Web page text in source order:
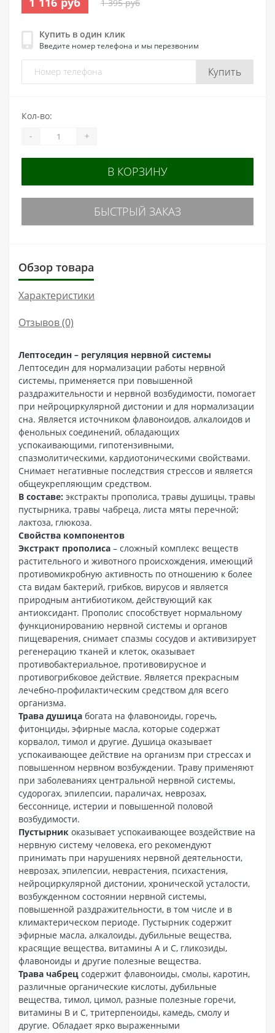
1 395 руб
Купить в один клик
Введите номер телефона и мы перезвоним
Купить
Кол-во:
- +
В КОРЗИНУ
БЫСТРЫЙ ЗАКАЗ
Обзор товара
Характеристики
Отзывов (0)
Лептоседин – регуляция нервной системы
Лептоседин для нормализации работы нервной
системы, применяется при повышенной
раздражительности и нервной возбудимости, помогает
при нейроциркулярной дистонии и для нормализации
сна. Является источником флавоноидов, алкалоидов и
фенольных соединений, обладающих
успокаивающими, гипотензивными,
спазмолитическими, кардиотоническими свойствами.
Снимает негативные последствия стрессов и является
общеукрепляющим средством.
В составе: экстракты прополиса, травы душицы, травы
пустырника, травы чабреца, листа мяты перечной;
лактоза, глюкоза.
Свойства компонентов
Экстракт прополиса – сложный комплекс веществ
растительного и животного происхождения, имеющий
противомикробную активность по отношению к более
ста видам бактерий, грибков, вирусов и является
природным антибиотиком, действующий как
антиоксидант. Прополис способствует нормальному
функционированию нервной системы и органов
пищеварения, снимает спазмы сосудов и активизирует
регенерацию тканей и клеток, оказывает
противобактериальное, противовирусное и
противогрибковое действие. Является прекрасным
лечебно-профилактическим средством для всего
организма.
Трава душица богата на флавоноиды, горечь,
фитонциды, эфирные масла, которые содержат
корвалол, тимол и другие. Душица оказывает
успокаивающее действие на организм при стрессах и
повышенном нервном возбуждении. Траву применяют
при заболеваниях центральной нервной системы,
судорогах, эпилепсии, параличах, неврозах,
бессоннице, истерии и повышенной половой
возбудимости.
Пустырник оказывает успокаивающее воздействие на
нервную систему человека, его рекомендуют
принимать при нарушениях нервной деятельности,
неврозах, эпилепсии, неврастения, психастения,
нейроциркулярной дистонии, хронической усталости,
возбужденном состоянии нервной системы,
повышенной раздражительности, в том числе и в
климактерическом периоде. Пустырник содержит
эфирные масла, алкалоиды, дубильные вещества,
красящие вещества, витамины А и С, гликозиды,
флавоноиды и другие полезные вещества.
Трава чабрец содержит флавоноиды, смолы, каротин,
различные органические кислоты, дубильные
вещества, тимол, цимол, разные полезные горечи,
витамины В и С, тритерпеноиды, камедь, смолу и
другие. Обладает ярко выраженными